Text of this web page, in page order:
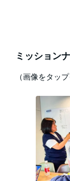
ミッション
（画像をタッ